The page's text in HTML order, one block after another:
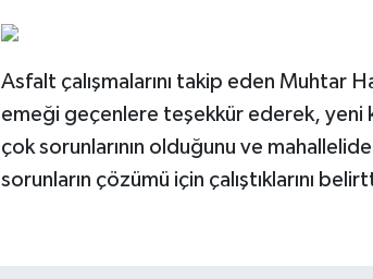
Asfalt çalışmalarını takip eden Muhtar
emeği geçenlere teşekkür ederek, yeni
çok sorunlarının olduğunu ve
sorunların çözümü için çalıştıklarını